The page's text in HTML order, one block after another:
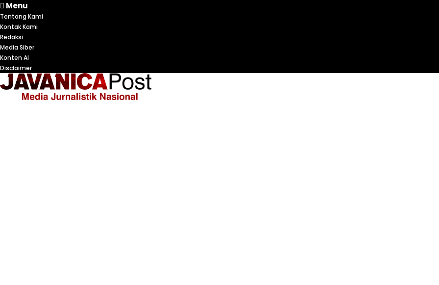
Menu
Tentang Kami
Kontak Kami
Redaksi
Media Siber
Konten AI
Disclaimer